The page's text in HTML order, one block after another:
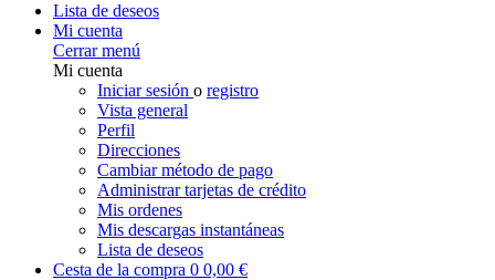
Lista de deseos
Mi cuenta
Cerrar menú
Mi cuenta
Iniciar sesión o registro
Vista general
Perfil
Direcciones
Cambiar método de pago
Administrar tarjetas de crédito
Mis ordenes
Mis descargas instantáneas
Lista de deseos
Cesta de la compra 0 0,00 €